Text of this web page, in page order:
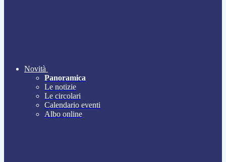
Novità
Panoramica
Le notizie
Le circolari
Calendario eventi
Albo online